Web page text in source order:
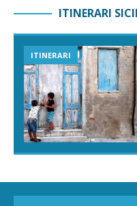
ITINERARI
ITINERARI